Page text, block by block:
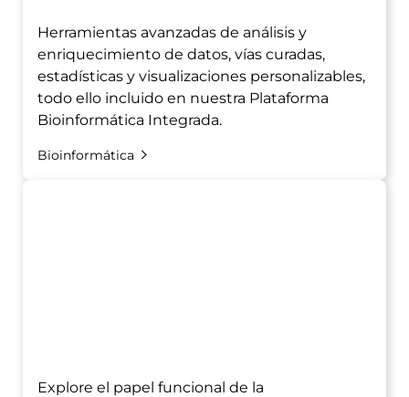
Herramientas avanzadas de análisis y
enriquecimiento de datos, vías curadas,
estadísticas y visualizaciones personalizables,
todo ello incluido en nuestra Plataforma
Bioinformática Integrada.
Bioinformática
Explore el papel funcional de la